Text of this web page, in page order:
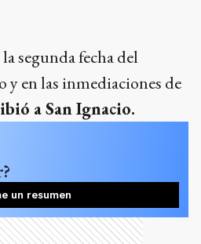
segunda fecha del
en las inmediaciones de
a San Ignacio.
un resumen